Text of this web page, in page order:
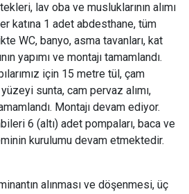
lav oba ve musluklarının alımı
katına 1 adet abdesthane, tüm
WC, banyo, asma tavanları, kat
yapımı ve montajı tamamlandı.
için 15 metre tül, çam
sunta, cam pervaz alımı,
Montajı devam ediyor.
6 (altı) adet pompaları, baca ve
kurulumu devam etmektedir.
alınması ve döşenmesi, üç